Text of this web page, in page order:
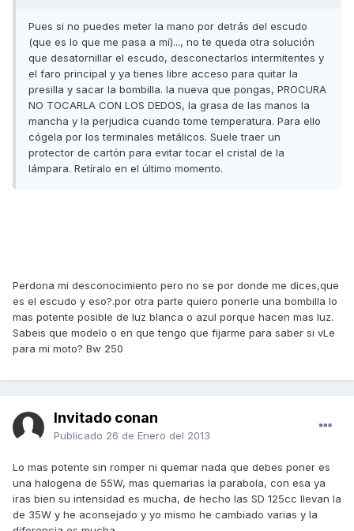
Pues si no puedes meter la mano por detrás del escudo
(que es lo que me pasa a mí)..., no te queda otra solución
que desatornillar el escudo, desconectarlos intermitentes y
el faro principal y ya tienes libre acceso para quitar la
presilla y sacar la bombilla. la nueva que pongas, PROCURA
NO TOCARLA CON LOS DEDOS, la grasa de las manos la
mancha y la perjudica cuando tome temperatura. Para ello
cógela por los terminales metálicos. Suele traer un
protector de cartón para evitar tocar el cristal de la
lámpara. Retíralo en el último momento.
Perdona mi desconocimiento pero no se por donde me dices,que
es el escudo y eso?.por otra parte quiero ponerle una bombilla lo
mas potente posible de luz blanca o azul porque hacen mas luz.
Sabeis que modelo o en que tengo que fijarme para saber si vLe
para mi moto? Bw 250
Invitado conan
Publicado 26 de Enero del 2013
Lo mas potente sin romper ni quemar nada que debes poner es
una halogena de 55W, mas quemarias la parabola, con esa ya
iras bien su intensidad es mucha, de hecho las SD 125cc llevan la
de 35W y he aconsejado y yo mismo he cambiado varias y la